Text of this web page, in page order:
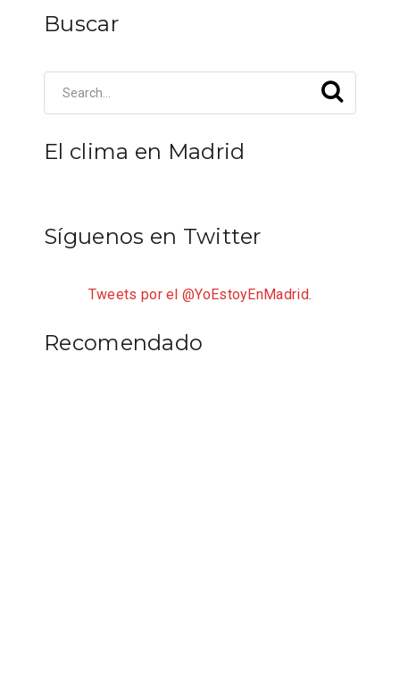
Buscar
El clima en Madrid
Síguenos en Twitter
Tweets por el @YoEstoyEnMadrid.
Recomendado